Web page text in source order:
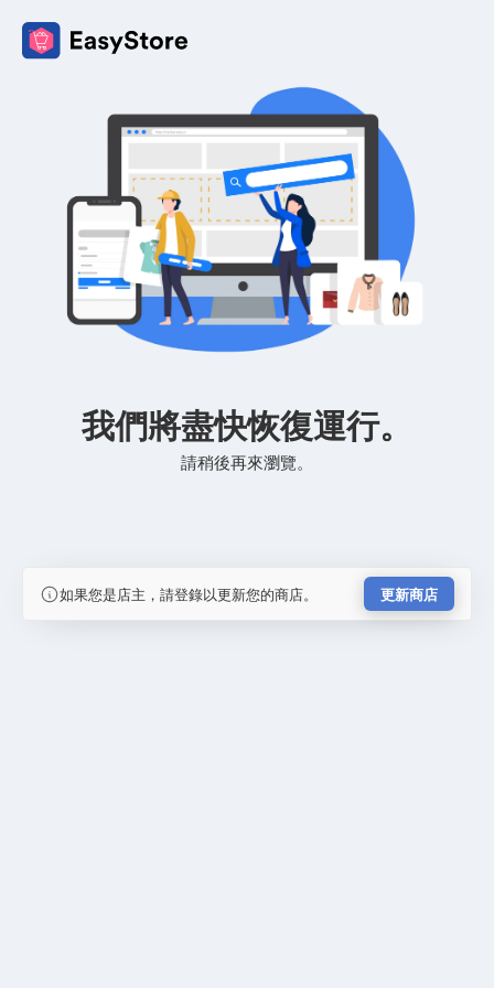
我們將盡快恢復運行。
請稍後再來瀏覽。
如果您是店主，請登錄以更新您的商店。 更新商店